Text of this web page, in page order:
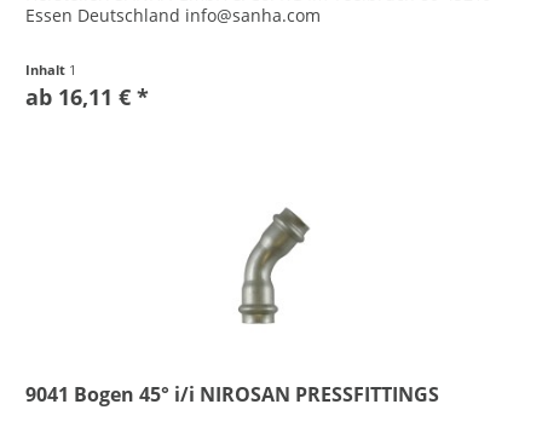
Essen Deutschland info@sanha.com
Inhalt 1
ab 16,11 € *
9041 Bogen 45° i/i NIROSAN PRESSFITTINGS